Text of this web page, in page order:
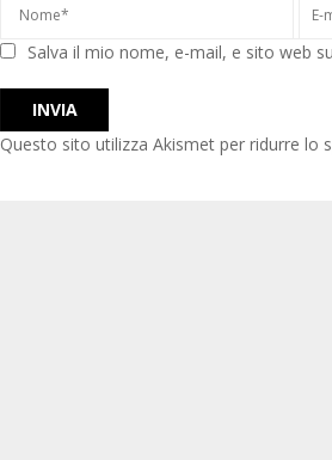
Salva il mio nome, e-mail, e sito web
Questo sito utilizza Akismet per ridurre lo